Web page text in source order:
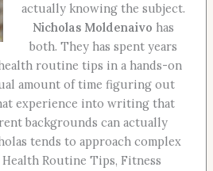
actually knowing the subject.
Nicholas Moldenaivo has
both. They has spent years
routine tips in a hands-on
amount of time figuring out
experience into writing that
backgrounds can actually
tends to approach complex
Routine Tips, Fitness